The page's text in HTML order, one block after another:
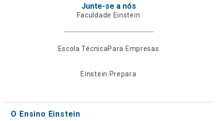
Junte-se a nós
Faculdade Einstein
Escola TécnicaPara Empresas
Einstein Prepara
O Ensino Einstein